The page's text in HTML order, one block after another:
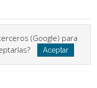
(Google) para
Aceptar